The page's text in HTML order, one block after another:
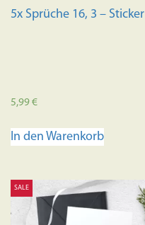
5x Sprüche 16, 3 – Sticker
5,99€
In den Warenkorb
SALE